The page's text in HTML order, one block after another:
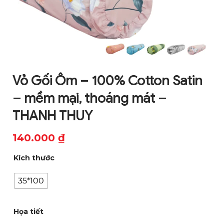
Vỏ Gối Ôm – 100% Cotton Satin
– mềm mại, thoáng mát –
THANH THUY
140.000 ₫
Kích thước
35*100
Họa tiết